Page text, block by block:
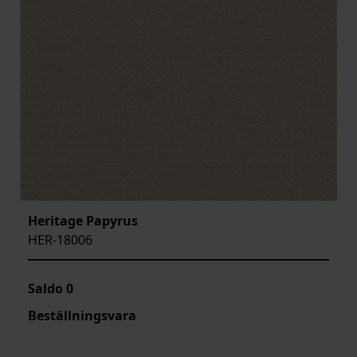
Heritage Papyrus
HER-18006
Saldo 0
Beställningsvara